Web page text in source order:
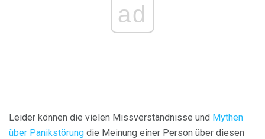
ad
Leider können die vielen Missverständnisse und Mythen
über Panikstörung die Meinung einer Person über diesen